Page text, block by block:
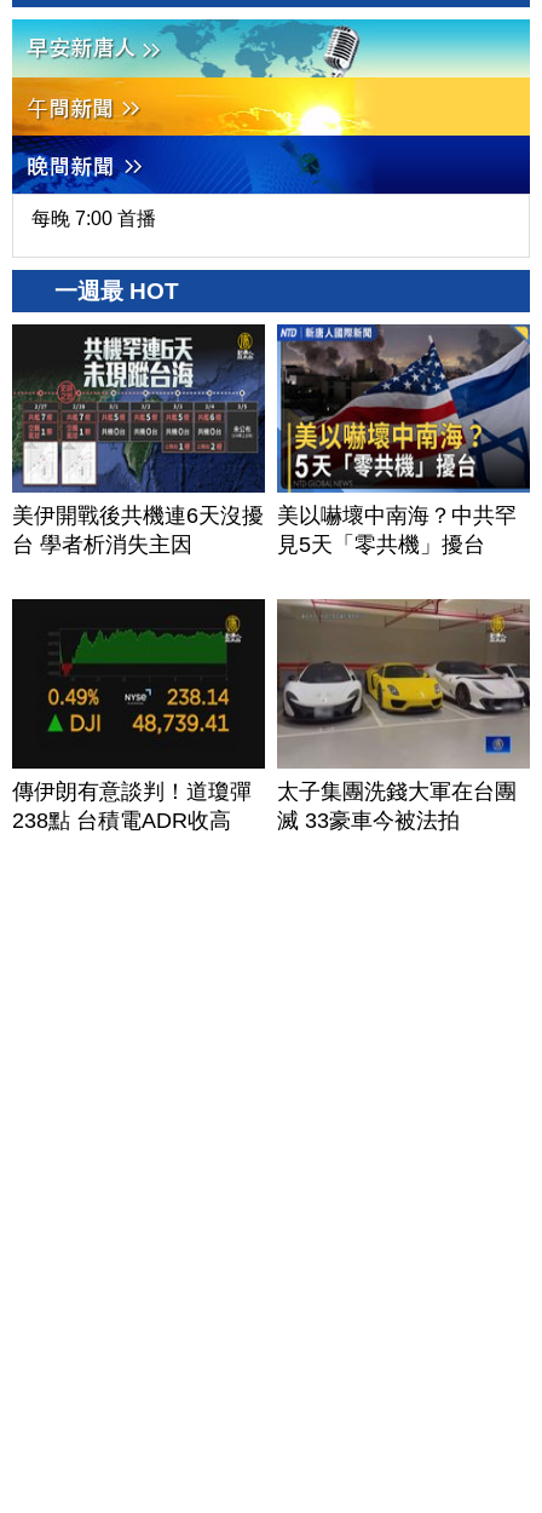
每晚 7:00 首播
一週最 HOT
美伊開戰後共機連6天沒擾
台 學者析消失主因
美以嚇壞中南海？中共罕
見5天「零共機」擾台
傳伊朗有意談判！道瓊彈
238點 台積電ADR收高
太子集團洗錢大軍在台團
滅 33豪車今被法拍